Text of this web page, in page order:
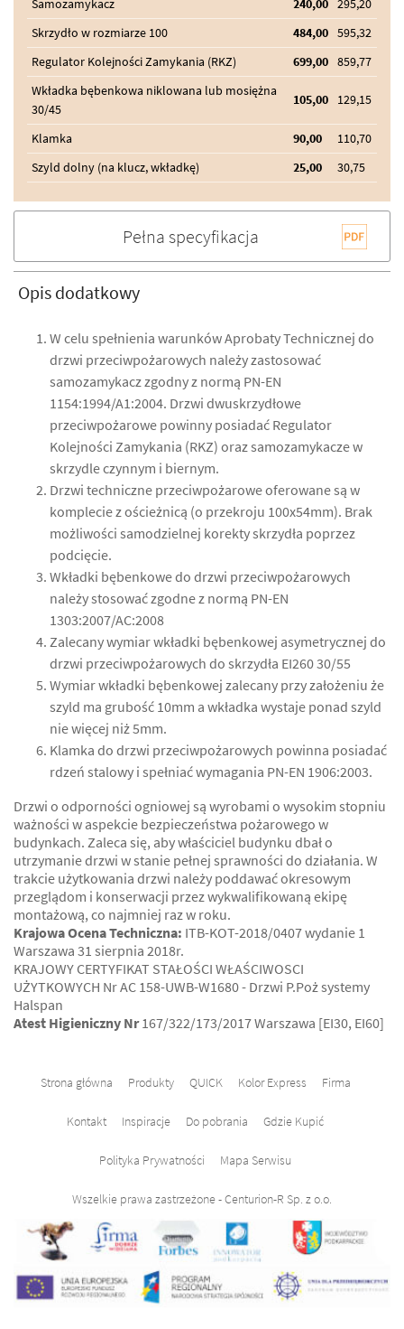
Samozamykacz
240,00 295,20
Skrzydło w rozmiarze 100
484,00 595,32
Regulator Kolejności Zamykania (RKZ)
699,00 859,77
Wkładka bębenkowa niklowana lub mosiężna
30/45
105,00 129,15
Klamka 90,00
110,70
Szyld dolny (na klucz, wkładkę)
25,00 30,75
Pełna specyfikacja
Opis dodatkowy
W celu spełnienia warunków Aprobaty Technicznej do
drzwi przeciwpożarowych należy zastosować
samozamykacz zgodny z normą PN-EN
1154:1994/A1:2004. Drzwi dwuskrzydłowe
przeciwpożarowe powinny posiadać Regulator
Kolejności Zamykania (RKZ) oraz samozamykacze w
skrzydle czynnym i biernym.
Drzwi techniczne przeciwpożarowe oferowane są w
komplecie z ościeżnicą (o przekroju 100x54mm). Brak
możliwości samodzielnej korekty skrzydła poprzez
podcięcie.
Wkładki bębenkowe do drzwi przeciwpożarowych
należy stosować zgodne z normą PN-EN
1303:2007/AC:2008
Zalecany wymiar wkładki bębenkowej asymetrycznej do
drzwi przeciwpożarowych do skrzydła EI260 30/55
Wymiar wkładki bębenkowej zalecany przy założeniu że
szyld ma grubość 10mm a wkładka wystaje ponad szyld
nie więcej niż 5mm.
Klamka do drzwi przeciwpożarowych powinna posiadać
rdzeń stalowy i spełniać wymagania PN-EN 1906:2003.
Drzwi o odporności ogniowej są wyrobami o wysokim stopniu
ważności w aspekcie bezpieczeństwa pożarowego w
budynkach. Zaleca się, aby właściciel budynku dbał o
utrzymanie drzwi w stanie pełnej sprawności do działania. W
trakcie użytkowania drzwi należy poddawać okresowym
przeglądom i konserwacji przez wykwalifikowaną ekipę
montażową, co najmniej raz w roku.
Krajowa Ocena Techniczna: ITB-KOT-2018/0407 wydanie 1
Warszawa 31 sierpnia 2018r.
KRAJOWY CERTYFIKAT STAŁOŚCI WŁAŚCIWOSCI
UŻYTKOWYCH Nr AC 158-UWB-W1680 - Drzwi P.Poż systemy
Halspan
Atest Higieniczny Nr167/322/173/2017 Warszawa [EI30, EI60]
Strona główna Produkty QUICK Kolor Express Firma
Kontakt Inspiracje Do pobrania Gdzie Kupić
Polityka Prywatności Mapa Serwisu
Wszelkie prawa zastrzeżone - Centurion-R Sp. z o.o.